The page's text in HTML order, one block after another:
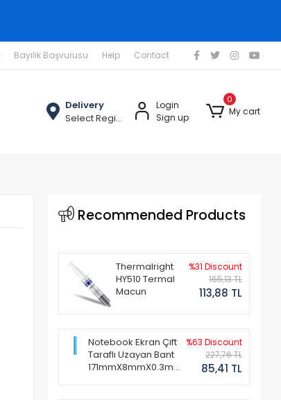
Bayilik Başvurusu Help Contact
Delivery
Select Region
Login
Sign up
0
My cart
Recommended Products
Thermalright
HY510 Termal
Macun
%31 Discount
165,13 TL
113,88 TL
Notebook Ekran Çift
Taraflı Uzayan Bant
171mmX8mmX0.3mm
%63 Discount
227,76 TL
85,41 TL